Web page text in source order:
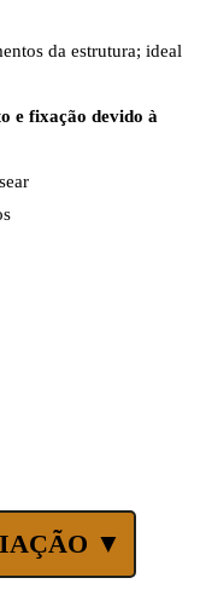
da estrutura; ideal
e fixação devido à
▼